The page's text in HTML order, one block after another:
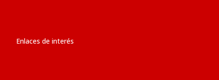
Enlaces de interés